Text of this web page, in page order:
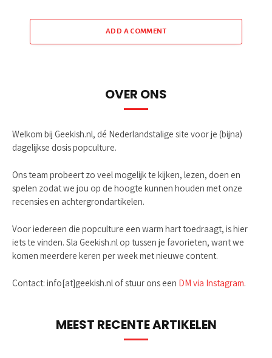
ADD A COMMENT
OVER ONS
Welkom bij Geekish.nl, dé Nederlandstalige site voor je (bijna)
dagelijkse dosis popculture.
Ons team probeert zo veel mogelijk te kijken, lezen, doen en
spelen zodat we jou op de hoogte kunnen houden met onze
recensies en achtergrondartikelen.
Voor iedereen die popculture een warm hart toedraagt, is hier
iets te vinden. Sla Geekish.nl op tussen je favorieten, want we
komen meerdere keren per week met nieuwe content.
Contact: info[at]geekish.nl of stuur ons een DM via Instagram.
MEEST RECENTE ARTIKELEN